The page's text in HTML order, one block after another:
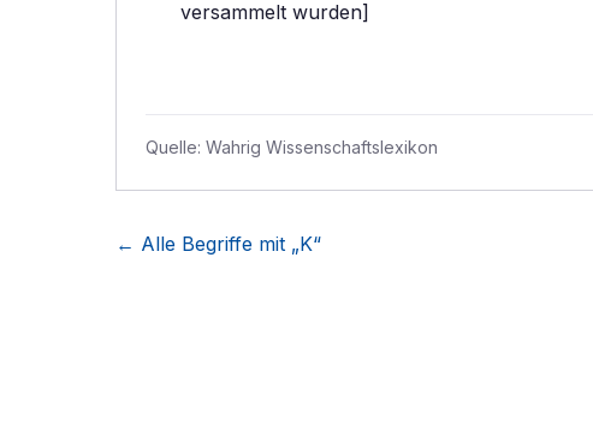
versammelt wurden]
Quelle: Wahrig Wissenschaftslexikon
← Alle Begriffe mit „K“